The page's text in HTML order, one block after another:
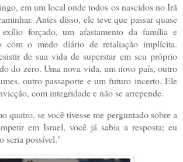
em um local onde todos os nascidos no Irã
Antes disso, ele teve que passar quase
forçado, um afastamento da família e
com o medo diário de retaliação implícita.
de sua vida de superstar em seu próprio
do zero. Uma nova vida, um novo país, outro
outro passaporte e um futuro incerto. Ele
com integridade e não se arrepende.
quatro, se você tivesse me perguntado sobre a
em Israel, você já sabia a resposta; eu
seria possível."